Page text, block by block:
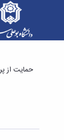
حمایت از
حمایت از